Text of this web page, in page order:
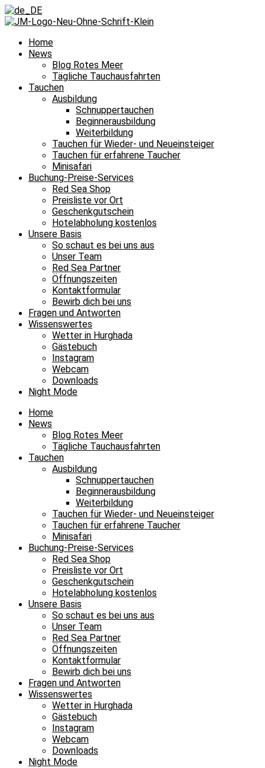
Home
News
Blog Rotes Meer
Tägliche Tauchausfahrten
Tauchen
Ausbildung
Schnuppertauchen
Beginnerausbildung
Weiterbildung
Tauchen für Wieder- und Neueinsteiger
Tauchen für erfahrene Taucher
Minisafari
Buchung-Preise-Services
Red Sea Shop
Preisliste vor Ort
Geschenkgutschein
Hotelabholung kostenlos
Unsere Basis
So schaut es bei uns aus
Unser Team
Red Sea Partner
Öffnungszeiten
Kontaktformular
Bewirb dich bei uns
Fragen und Antworten
Wissenswertes
Wetter in Hurghada
Gästebuch
Instagram
Webcam
Downloads
Night Mode
Home
News
Blog Rotes Meer
Tägliche Tauchausfahrten
Tauchen
Ausbildung
Schnuppertauchen
Beginnerausbildung
Weiterbildung
Tauchen für Wieder- und Neueinsteiger
Tauchen für erfahrene Taucher
Minisafari
Buchung-Preise-Services
Red Sea Shop
Preisliste vor Ort
Geschenkgutschein
Hotelabholung kostenlos
Unsere Basis
So schaut es bei uns aus
Unser Team
Red Sea Partner
Öffnungszeiten
Kontaktformular
Bewirb dich bei uns
Fragen und Antworten
Wissenswertes
Wetter in Hurghada
Gästebuch
Instagram
Webcam
Downloads
Night Mode